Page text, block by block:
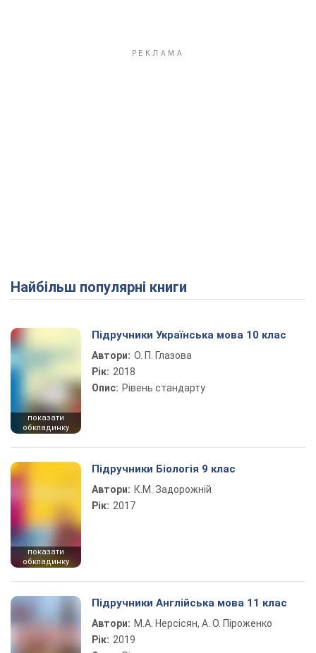
Найбільш популярні книги
показати
обкладинку
Підручники Українська мова 10 клас
Автори: О. П. Глазова
Рік: 2018
Опис: Рівень стандарту
показати
обкладинку
Підручники Біологія 9 клас
Автори: К.М. Задорожній
Рік: 2017
Підручники Англійська мова 11 клас
Автори: М.А. Нерсісян, А. О. Піроженко
Рік: 2019